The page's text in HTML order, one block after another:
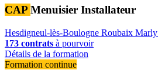
CAP Menuisier Installateur
Hesdigneul-lès-Boulogne Roubaix Marly
173 contrats à pourvoir
Détails de la formation
Formation continue